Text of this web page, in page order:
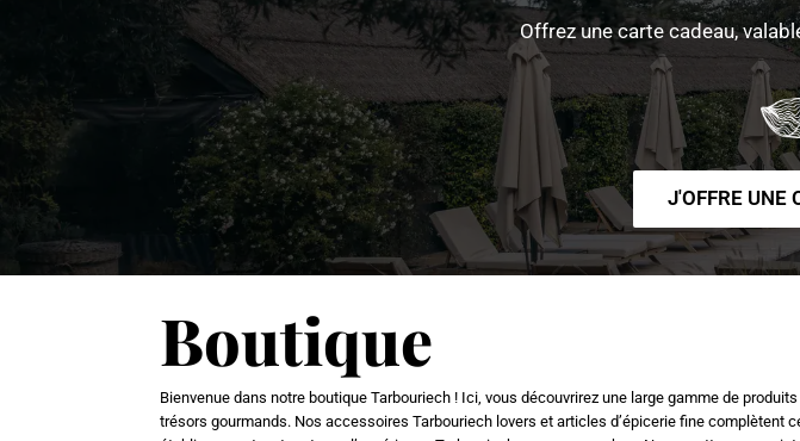
Offrez une carte cadeau,
J'OFFRE UNE
Boutique
Bienvenue dans notre boutique Tarbouriech ! Ici, vous découvrirez une large gamme de
trésors gourmands. Nos accessoires Tarbouriech lovers et articles d’épicerie fine